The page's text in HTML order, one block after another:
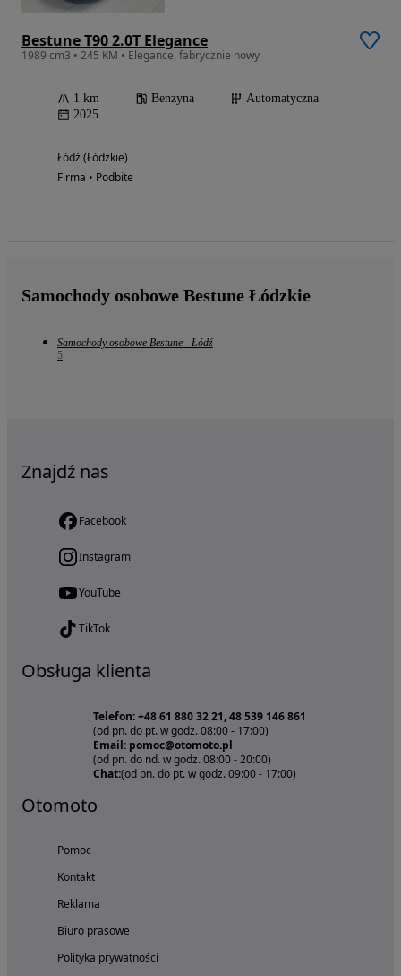
Bestune T90 2.0T Elegance
1989 cm3 • 245 KM • Elegance, fabrycznie nowy
1 km Benzyna
Automatyczna
2025
Łódź (Łódzkie)
Firma • Podbite
Samochody osobowe Bestune Łódzkie
Samochody osobowe Bestune - Łódź
5
Znajdź nas
Facebook
Instagram
YouTube
TikTok
Obsługa klienta
Telefon: +48 61 880 32 21, 48 539 146 861
(od pn. do pt. w godz. 08:00 - 17:00)
Email: pomoc@otomoto.pl
(od pn. do nd. w godz. 08:00 - 20:00)
Chat:(od pn. do pt. w godz. 09:00 - 17:00)
Otomoto
Pomoc
Kontakt
Reklama
Biuro prasowe
Polityka prywatności